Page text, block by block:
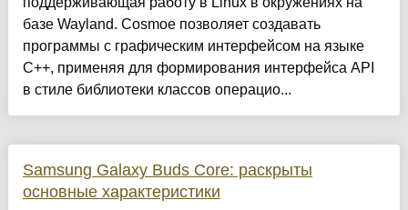
базе Wayland. Cosmoe позволяет создавать
программы с графическим интерфейсом на языке
C++, применяя для формирования интерфейса API
в стиле библиотеки классов операцио...
Samsung Galaxy Buds Core: раскрыты
основные характеристики